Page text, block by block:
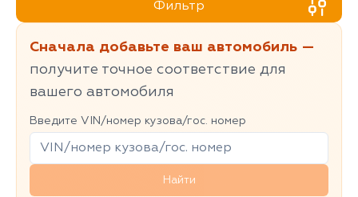
Фильтр
Сначала добавьте ваш автомобиль —
получите точное соответствие для
вашего автомобиля
Введите VIN/номер кузова/гос. номер
Найти